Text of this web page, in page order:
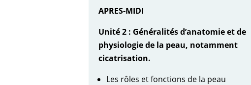
APRES-MIDI
Unité 2 : Généralités d’anatomie et de
physiologie de la peau, notamment
cicatrisation.
Les rôles et fonctions de la peau